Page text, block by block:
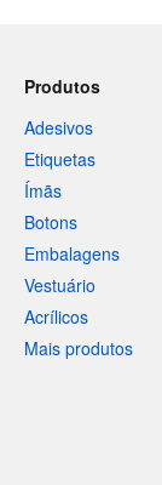
Produtos
Adesivos
Etiquetas
Ímãs
Botons
Embalagens
Vestuário
Acrílicos
Mais produtos